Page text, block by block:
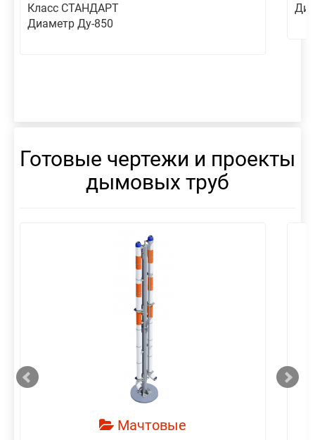
Класс СТАНДАРТ
Диаметр Ду-850
Готовые чертежи и проекты
дымовых труб
Мачтовые